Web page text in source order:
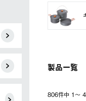
製品一覧
806件中 1〜